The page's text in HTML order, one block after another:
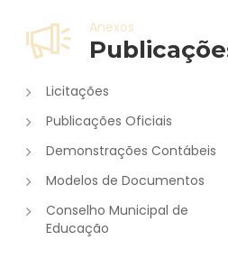
Anexos
Licitações
Publicações Oficiais
Demonstrações Contábeis
Modelos de Documentos
Conselho Municipal de
Educação